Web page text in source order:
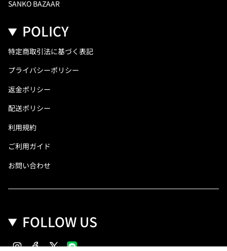
SANKO BAZAAR
POLICY
特定商取引法に基づく表記
プライバシーポリシー
返金ポリシー
配送ポリシー
利用規約
ご利用ガイド
お問い合わせ
FOLLOW US
InstagramFacebook
Twitter